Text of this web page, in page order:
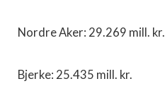
Nordre Aker: 29.269 mill. kr.
Bjerke: 25.435 mill. kr.